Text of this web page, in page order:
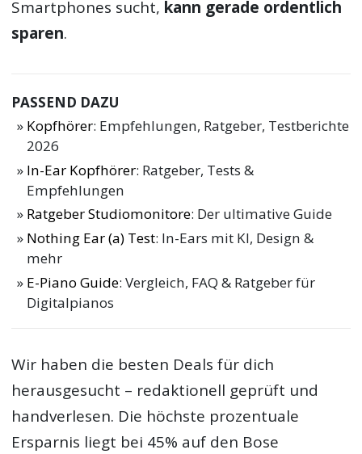
Smartphones sucht, kann gerade ordentlich
sparen.
PASSEND DAZU
Kopfhörer: Empfehlungen, Ratgeber, Testberichte
2026
In-Ear Kopfhörer: Ratgeber, Tests &
Empfehlungen
Ratgeber Studiomonitore: Der ultimative Guide
Nothing Ear (a) Test: In-Ears mit KI, Design &
mehr
E-Piano Guide: Vergleich, FAQ & Ratgeber für
Digitalpianos
Wir haben die besten Deals für dich
herausgesucht – redaktionell geprüft und
handverlesen. Die höchste prozentuale
Ersparnis liegt bei 45% auf den Bose